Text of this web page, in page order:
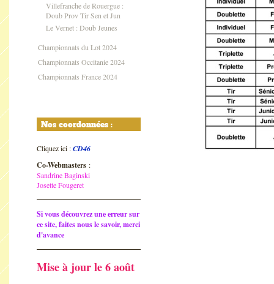
Villefranche de Rouergue :
Doub Prov Tir Sen et Jun
Le Vernet : Doub Jeunes
Championnats du Lot 2024
Championnats Occitanie 2024
Championnats France 2024
Nos coordonnées :
Cliquez ici :CD46
Co-Webmasters :
Sandrine Baginski
Josette Fougeret
Si vous découvrez une erreur sur
ce site, faites nous le savoir, merci
d'avance
Mise à jour le 6 août